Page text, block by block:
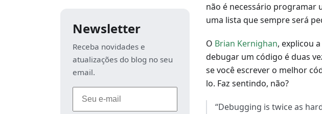
Newsletter
Receba novidades e
atualizações do blog no seu
email.
não é necessário programar
uma lista que sempre será
O Brian Kernighan, explicou
debugar um código é duas
se você escrever o melhor
lo. Faz sentindo, não?
“Debugging is twice as